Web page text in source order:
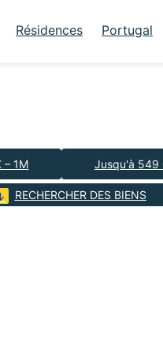
Résidences Portugal
1M Jusqu'à 549
RECHERCHER DES BIENS